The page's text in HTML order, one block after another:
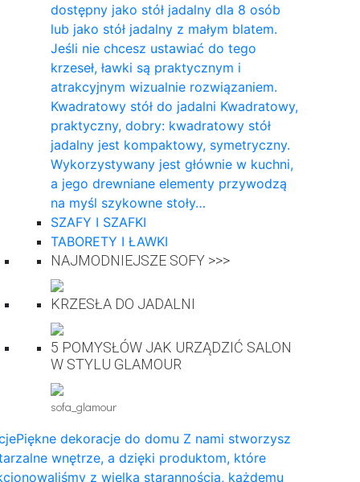
dostępny jako stół jadalny dla 8 osób
lub jako stół jadalny z małym blatem.
Jeśli nie chcesz ustawiać do tego
krzeseł, ławki są praktycznym i
atrakcyjnym wizualnie rozwiązaniem.
Kwadratowy stół do ​​jadalni Kwadratowy,
praktyczny, dobry: kwadratowy stół
jadalny jest kompaktowy, symetryczny.
Wykorzystywany jest głównie w kuchni,
a jego drewniane elementy przywodzą
na myśl szykowne stoły…
SZAFY I SZAFKI
TABORETY I ŁAWKI
NAJMODNIEJSZE SOFY >>>
KRZESŁA DO JADALNI
5 POMYSŁÓW JAK URZĄDZIĆ SALON
W STYLU GLAMOUR
sofa_glamour
Piękne dekoracje do domu Z nami stworzysz
wnętrze, a dzięki produktom, które
z wielką starannością, każdemu